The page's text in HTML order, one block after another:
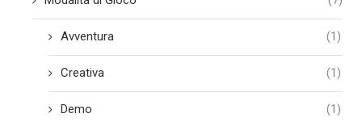
Avventura (1)
Creativa (1)
Demo (1)